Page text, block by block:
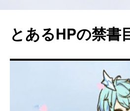
テ
ン
へ
とあるHPの禁書